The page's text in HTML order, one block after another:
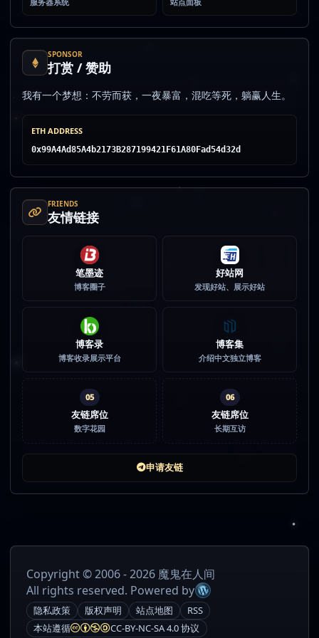
SPONSOR
打赏 / 赞助
我有一个梦想：不劳而获，一夜暴富，混吃等死，躺赢人生。
ETH ADDRESS
0x99A4Ad85A4b2173B287199421F61A80Fad54d32d
FRIENDS
友情链接
笔墨迹
博客圈子
好站网
发现好站、展示好站
博客录
博客收录展示平台
博客集
介绍中文独立博客
05
友链席位
数字花园
06
友链席位
长期互访
申请友链
Copyright © 2006 - 2026 魔鬼在人间
All rights reserved. Powered by
隐私政策 版权声明 站点地图
RSS
本站遵循
CC-BY-NC-SA 4.0 协议